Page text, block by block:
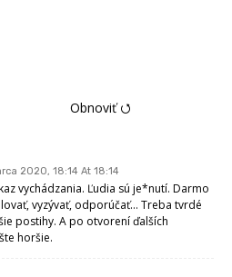
Obnoviť ⭯
2020, 18:14 At 18:14
vychádzania. Ľudia sú je*nutí. Darmo
vyzývať, odporúčať… Treba tvrdé
postihy. A po otvorení ďalších
horšie.